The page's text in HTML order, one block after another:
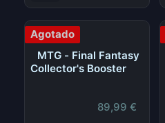
Agotado
MTG - Final Fantasy
Collector's Booster
89,99 €